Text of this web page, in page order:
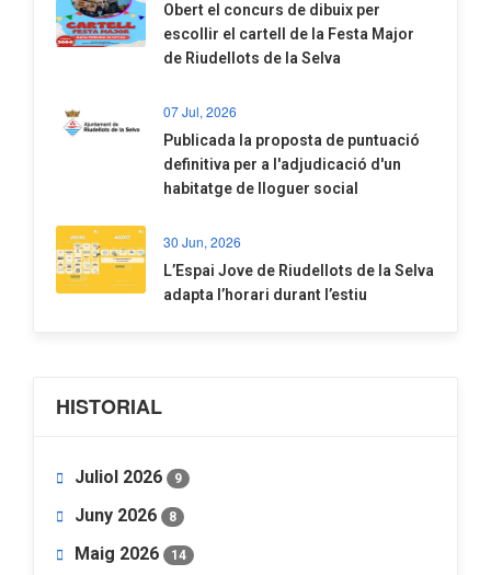
​Obert el concurs de dibuix per
escollir el cartell de la Festa Major
de Riudellots de la Selva
07 Jul, 2026
​Publicada la proposta de puntuació
definitiva per a l'adjudicació d'un
habitatge de lloguer social
30 Jun, 2026
​L’Espai Jove de Riudellots de la Selva
adapta l’horari durant l’estiu
HISTORIAL
Juliol 2026 9
Juny 2026 8
Maig 2026 14